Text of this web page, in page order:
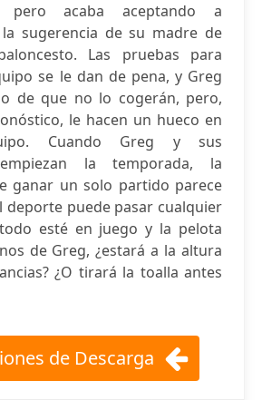
pero acaba aceptando a
sugerencia de su madre de
Las pruebas para
se le dan de pena, y Greg
de que no lo cogerán, pero,
le hacen un hueco en
Cuando Greg y sus
la temporada, la
ganar un solo partido parece
deporte puede pasar cualquier
esté en juego y la pelota
de Greg, ¿estará a la altura
¿O tirará la toalla antes
de Descarga